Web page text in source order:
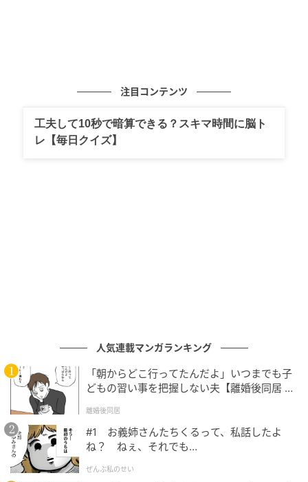
ブログ：にちゃん（ にちゃLOG ）
注目コンテンツ
工夫して10秒で暗算できる？スキマ時間に脳ト
レ【毎日クイズ】
人気連載マンガランキング
「朝からどこ行ってたんだよ」いつまでも子
どもの習い事を把握しない夫【離婚後同居 Vo
離婚後同居
#1 お義姉さんたちくるって、私話したよ
ね？ ねぇ、それでも…
ぜんぶ私のせい